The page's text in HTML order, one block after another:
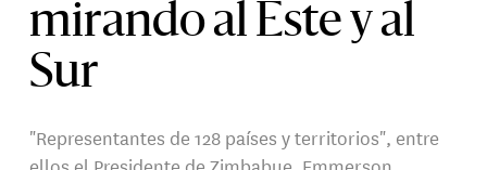
mirando al Este y al
Sur
"Representantes de 128 países y territorios", entre